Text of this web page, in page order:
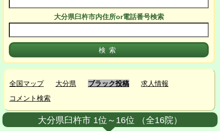
大分県臼杵市内住所or電話番号検索
全国マップ 大分県 ブラック投稿
求人情報
コメント検索
大分県臼杵市 1位～16位 （全16院）